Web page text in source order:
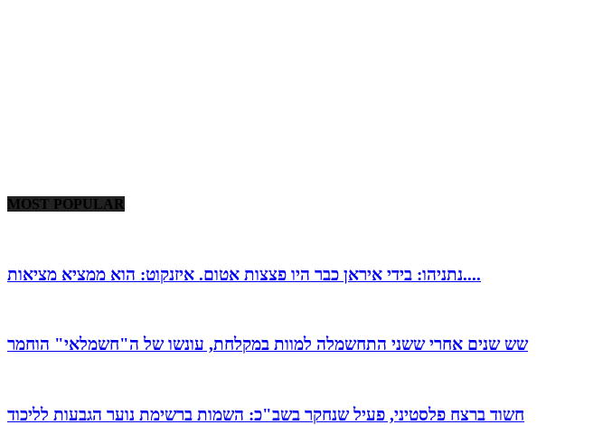
MOST POPULAR
נתניהו: בידי איראן כבר היו פצצות אטום. איזנקוט: הוא ממציא מציאות....
שש שנים אחרי ששני התחשמלה למוות במקלחת, עונשו של ה"חשמלאי" הוחמר
חשוד ברצח פלסטיני, פעיל שנחקר בשב"כ: השמות ברשימת נוער הגבעות לליכוד